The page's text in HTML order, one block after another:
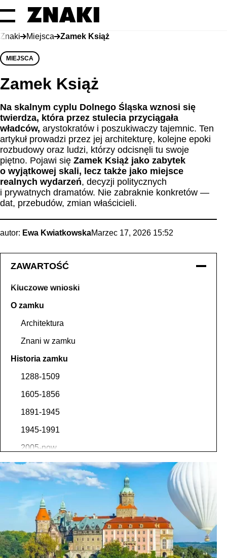
Znaki Miejsca Zamek Książ
MIEJSCA
Zamek Książ
Na skalnym cyplu Dolnego Śląska wznosi się
twierdza, która przez stulecia przyciągała
władców, arystokratów i poszukiwaczy tajemnic. Ten
artykuł prowadzi przez jej architekturę, kolejne epoki
rozbudowy oraz ludzi, którzy odcisnęli tu swoje
piętno. Pojawi się Zamek Książ jako zabytek
o wyjątkowej skali, lecz także jako miejsce
realnych wydarzeń, decyzji politycznych
i prywatnych dramatów. Nie zabraknie konkretów —
dat, przebudów, zmian właścicieli.
autor: Ewa KwiatkowskaMarzec 17, 2026 15:52
ZAWARTOŚĆ
Kluczowe wnioski
O zamku
Architektura
Znani w zamku
Historia zamku
1288-1509
1605-1856
1891-1945
1945-1991
2005-now
Zwiedzanie
Dzienne zwiedzanie
Nocne zwiedzanie
Podziemia
Ogrody
Wystawy